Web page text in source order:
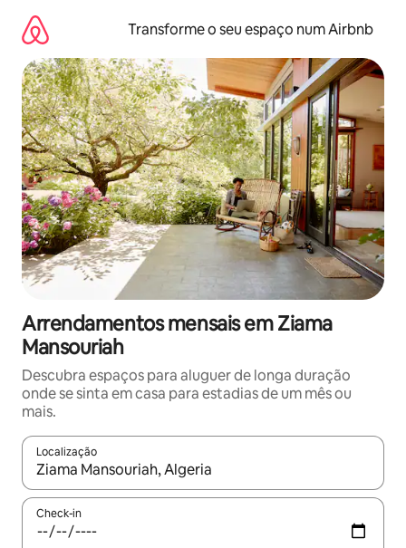
para
conteúdo
Transforme o seu espaço num Airbnb
Arrendamentos mensais em Ziama
Mansouriah
Descubra espaços para aluguer de longa duração
onde se sinta em casa para estadias de um mês ou
mais.
Localização
Quando os resultados estiverem disponíveis, navegue com
Check-in